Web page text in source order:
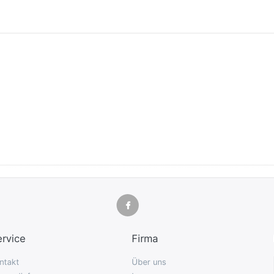
Firma
Über uns